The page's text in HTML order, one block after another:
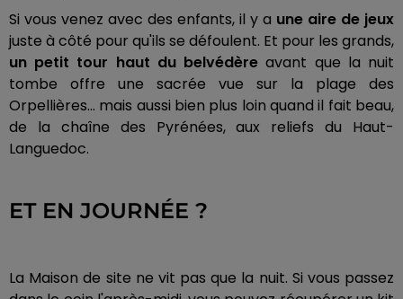
Si vous venez avec des enfants, il y a une aire de jeux
juste à côté pour qu'ils se défoulent. Et pour les grands,
un petit tour haut du belvédèreavant que la nuit
tombe offre une sacrée vue sur la plage des
Orpellières… mais aussi bien plus loin quand il fait beau,
de la chaîne des Pyrénées, aux reliefs du Haut-
Languedoc.
ET EN JOURNÉE ?
La Maison de site ne vit pas que la nuit. Si vous passez